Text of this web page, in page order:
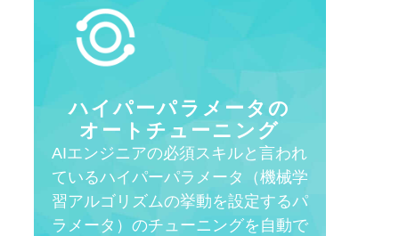
ハイパーパラメータの
オートチューニング
AIエンジニアの必須スキルと言われ
ているハイパーパラメータ（機械学
習アルゴリズムの挙動を設定するパ
ラメータ）のチューニングを自動で